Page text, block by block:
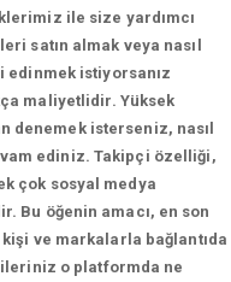
ile size yardımcı
satın almak veya nasıl
edinmek istiyorsanız
maliyetlidir. Yüksek
isterseniz, nasıl
ediniz. Takipçi özelliği,
çok sosyal medya
Bu öğenin amacı, en son
ve markalarla bağlantıda
o platformda ne